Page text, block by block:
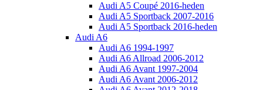
Audi A5 Coupé 2016-heden
Audi A5 Sportback 2007-2016
Audi A5 Sportback 2016-heden
Audi A6
Audi A6 1994-1997
Audi A6 Allroad 2006-2012
Audi A6 Avant 1997-2004
Audi A6 Avant 2006-2012